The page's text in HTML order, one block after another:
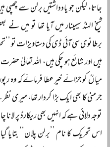
جاتا، لیکن جو یادداشتیں برلن سے چھپی
شیخ الہندؒ سیمینار میں آیا تھا تو
برطانوی سی آئی ڈی کی دستاویزات تو
ہیں اور شائع ہو چکی ہیں، اللہ تعالیٰ حضرت
میاںؒ کو جزائے خیر عطا فرمائے کہ وہ
جرمنی کا بھی ایک بڑا کردار تھا،
توجہ دلائی ہے کہ انہیں بھی ریکارڈ پر
اس تحریک کا نام ’’برلن پلان‘‘